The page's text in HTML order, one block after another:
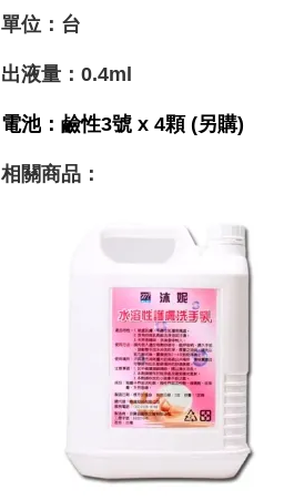
單位：台
出液量 ： 0.4ml
電池 ：鹼性3號 x 4顆 (另購)
相關商品 ：